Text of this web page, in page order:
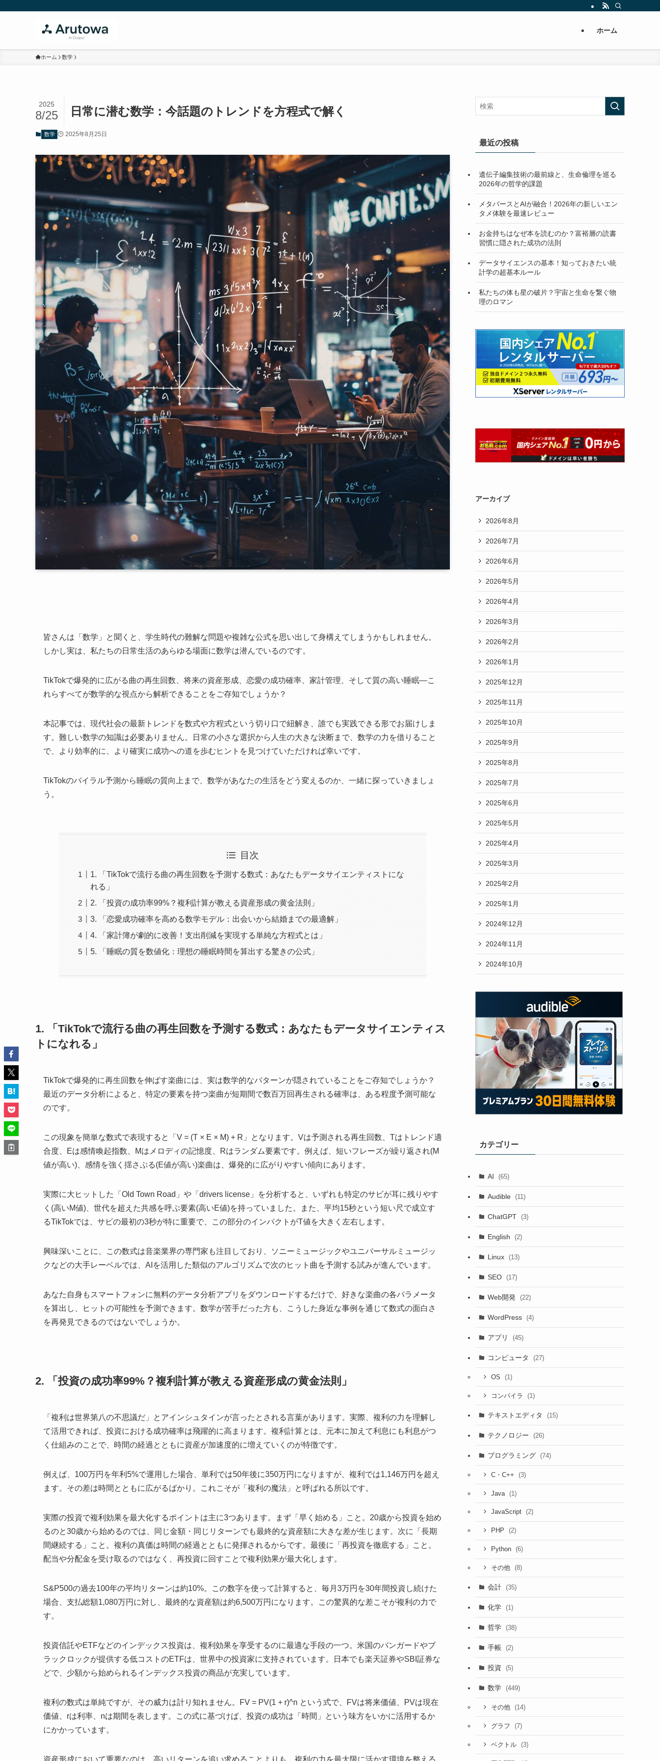
ホーム
ホーム 数学
日常に潜む数学：今話題のトレンドを方程式で解く
2025
8/25
数学 2025年8月25日
皆さんは「数学」と聞くと、学生時代の難解な問題や複雑な公式を思い出して身構えてしまうかもしれません。
しかし実は、私たちの日常生活のあらゆる場面に数学は潜んでいるのです。
TikTokで爆発的に広がる曲の再生回数、将来の資産形成、恋愛の成功確率、家計管理、そして質の高い睡眠—こ
れらすべてが数学的な視点から解析できることをご存知でしょうか？
本記事では、現代社会の最新トレンドを数式や方程式という切り口で紐解き、誰でも実践できる形でお届けしま
す。難しい数学の知識は必要ありません。日常の小さな選択から人生の大きな決断まで、数学の力を借りること
で、より効率的に、より確実に成功への道を歩むヒントを見つけていただければ幸いです。
TikTokのバイラル予測から睡眠の質向上まで、数学があなたの生活をどう変えるのか、一緒に探っていきましょ
う。
目次
1. 「TikTokで流行る曲の再生回数を予測する数式：あなたもデータサイエンティストにな
れる」
2. 「投資の成功率99%？複利計算が教える資産形成の黄金法則」
3. 「恋愛成功確率を高める数学モデル：出会いから結婚までの最適解」
4. 「家計簿が劇的に改善！支出削減を実現する単純な方程式とは」
5. 「睡眠の質を数値化：理想の睡眠時間を算出する驚きの公式」
1. 「TikTokで流行る曲の再生回数を予測する数式：あなたもデータサイエンティス
トになれる」
TikTokで爆発的に再生回数を伸ばす楽曲には、実は数学的なパターンが隠されていることをご存知でしょうか？
最近のデータ分析によると、特定の要素を持つ楽曲が短期間で数百万回再生される確率は、ある程度予測可能な
のです。
この現象を簡単な数式で表現すると「V = (T × E × M) + R」となります。Vは予測される再生回数、Tはトレンド適
合度、Eは感情喚起指数、Mはメロディの記憶度、Rはランダム要素です。例えば、短いフレーズが繰り返され(M
値が高い)、感情を強く揺さぶる(E値が高い)楽曲は、爆発的に広がりやすい傾向にあります。
実際に大ヒットした「Old Town Road」や「drivers license」を分析すると、いずれも特定のサビが耳に残りやす
く(高いM値)、世代を超えた共感を呼ぶ要素(高いE値)を持っていました。また、平均15秒という短い尺で成立す
るTikTokでは、サビの最初の3秒が特に重要で、この部分のインパクトがT値を大きく左右します。
興味深いことに、この数式は音楽業界の専門家も注目しており、ソニーミュージックやユニバーサルミュージッ
クなどの大手レーベルでは、AIを活用した類似のアルゴリズムで次のヒット曲を予測する試みが進んでいます。
あなた自身もスマートフォンに無料のデータ分析アプリをダウンロードするだけで、好きな楽曲の各パラメータ
を算出し、ヒットの可能性を予測できます。数学が苦手だった方も、こうした身近な事例を通じて数式の面白さ
を再発見できるのではないでしょうか。
2. 「投資の成功率99%？複利計算が教える資産形成の黄金法則」
「複利は世界第八の不思議だ」とアインシュタインが言ったとされる言葉があります。実際、複利の力を理解し
て活用できれば、投資における成功確率は飛躍的に高まります。複利計算とは、元本に加えて利息にも利息がつ
く仕組みのことで、時間の経過とともに資産が加速度的に増えていくのが特徴です。
例えば、100万円を年利5%で運用した場合、単利では50年後に350万円になりますが、複利では1,146万円を超え
ます。その差は時間とともに広がるばかり。これこそが「複利の魔法」と呼ばれる所以です。
実際の投資で複利効果を最大化するポイントは主に3つあります。まず「早く始める」こと。20歳から投資を始め
るのと30歳から始めるのでは、同じ金額・同じリターンでも最終的な資産額に大きな差が生じます。次に「長期
間継続する」こと。複利の真価は時間の経過とともに発揮されるからです。最後に「再投資を徹底する」こと。
配当や分配金を受け取るのではなく、再投資に回すことで複利効果が最大化します。
S&P500の過去100年の平均リターンは約10%。この数字を使って計算すると、毎月3万円を30年間投資し続けた
場合、支払総額1,080万円に対し、最終的な資産額は約6,500万円になります。この驚異的な差こそが複利の力で
す。
投資信託やETFなどのインデックス投資は、複利効果を享受するのに最適な手段の一つ。米国のバンガードやブ
ラックロックが提供する低コストのETFは、世界中の投資家に支持されています。日本でも楽天証券やSBI証券な
どで、少額から始められるインデックス投資の商品が充実しています。
複利の数式は単純ですが、その威力は計り知れません。FV = PV(1 + r)^n という式で、FVは将来価値、PVは現在
価値、rは利率、nは期間を表します。この式に基づけば、投資の成功は「時間」という味方をいかに活用するか
にかかっています。
資産形成において重要なのは、高いリターンを追い求めることよりも、複利の力を最大限に活かす環境を整える
最近の投稿
遺伝子編集技術の最前線と、生命倫理を巡る
2026年の哲学的課題
メタバースとAIが融合！2026年の新しいエン
タメ体験を最速レビュー
お金持ちはなぜ本を読むのか？富裕層の読書
習慣に隠された成功の法則
データサイエンスの基本！知っておきたい統
計学の超基本ルール
私たちの体も星の破片？宇宙と生命を繋ぐ物
理のロマン
アーカイブ
2026年8月
2026年7月
2026年6月
2026年5月
2026年4月
2026年3月
2026年2月
2026年1月
2025年12月
2025年11月
2025年10月
2025年9月
2025年8月
2025年7月
2025年6月
2025年5月
2025年4月
2025年3月
2025年2月
2025年1月
2024年12月
2024年11月
2024年10月
カテゴリー
AI (65)
Audible (11)
ChatGPT (3)
English (2)
Linux (13)
SEO (17)
Web開発 (22)
WordPress (4)
アプリ (45)
コンピュータ (27)
OS (1)
コンパイラ (1)
テキストエディタ (15)
テクノロジー (26)
プログラミング (74)
C・C++ (3)
Java (1)
JavaScript (2)
PHP (2)
Python (6)
その他 (8)
会計 (35)
化学 (1)
哲学 (38)
手帳 (2)
投資 (5)
数学 (449)
その他 (14)
グラフ (7)
ベクトル (3)